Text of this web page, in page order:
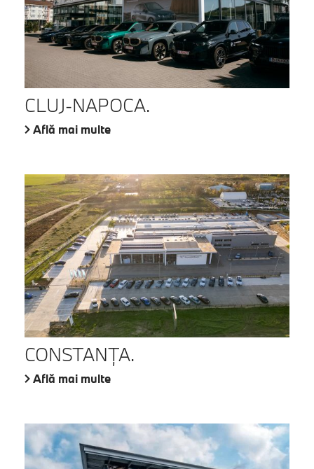
CLUJ-NAPOCA.
Află mai multe
CONSTANŢA.
Află mai multe